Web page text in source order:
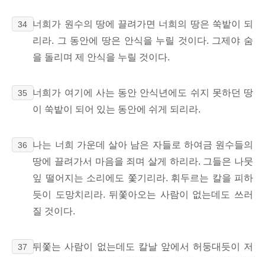
34
너희가 원수의 땅에 끌려가면 너희의 땅은 쑥밭이 되
리라. 그 동안에 땅은 안식을 누릴 것이다. 그제야 숨
을 돌리며 제 안식을 누릴 것이다.
35
너희가 여기에 사는 동안 안식년에도 쉬지 못하던 땅
이 쑥밭이 되어 있는 동안에 쉬게 되리라.
36
나는 너희 가운데 살아 남은 자들로 하여금 원수들의
땅에 끌려가서 마음을 죄며 살게 하리라. 그들은 나뭇
잎 떨어지는 소리에도 쫓기리라. 휘두르는 칼을 피하
듯이 도망치리라. 뒤쫓아오는 사람이 없는데도 쓰러
질 것이다.
37
뒤쫓는 사람이 없는데도 칼날 앞에서 허둥대듯이 저